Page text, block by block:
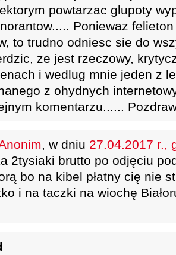
powtarzac glupoty
Poniewaz
to trudno odniesc sie do
ze jest rzeczowy,
i wedlug mnie jeden z
z ohydnych
komentarzu......
, w dniu 27.04.2017 r.,
2tysiaki brutto po odjęciu
bo na kibel płatny cię nie
i na taczki na wiochę